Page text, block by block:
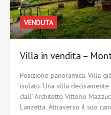
VENDUTA
Villa in vendita –
Posizione panoramica. Villa
isolato. Una villa
dall’ Architetto Vittorio
Lanzetta. Attraverso il suo